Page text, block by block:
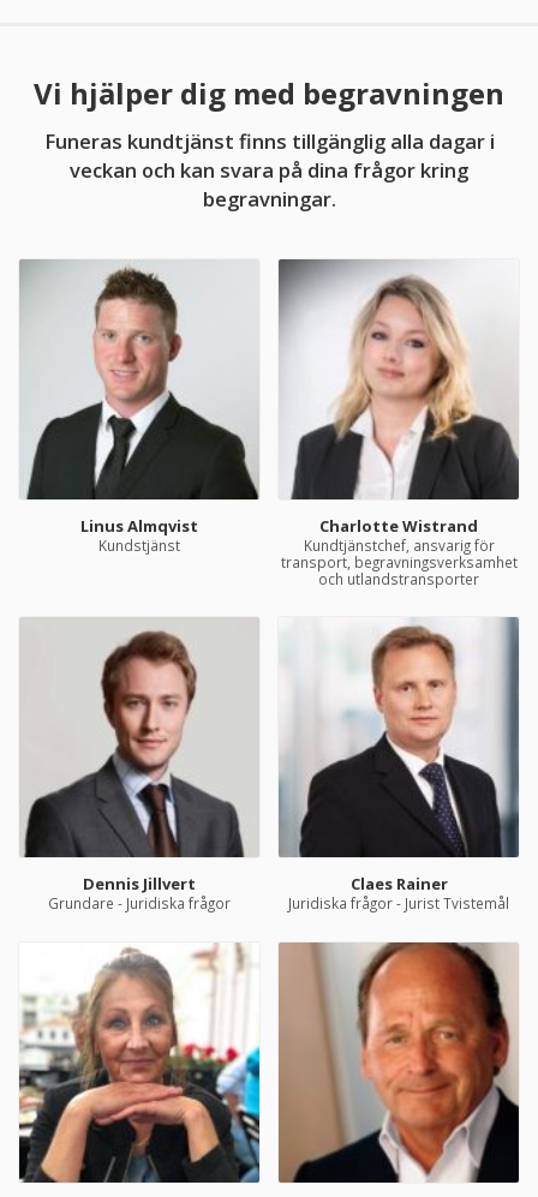
Vi hjälper dig med begravningen
Funeras kundtjänst finns tillgänglig alla dagar i
veckan och kan svara på dina frågor kring
begravningar.
Linus Almqvist
Kundstjänst
Charlotte Wistrand
Kundtjänstchef, ansvarig för
transport, begravningsverksamhet
och utlandstransporter
Dennis Jillvert
Grundare - Juridiska frågor
Claes Rainer
Juridiska frågor - Jurist Tvistemål